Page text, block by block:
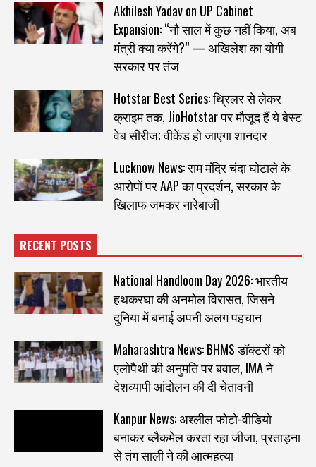
Akhilesh Yadav on UP Cabinet
Expansion: “नौ साल में कुछ नहीं किया, अब
मंत्री क्या करेंगे?” — अखिलेश का योगी
सरकार पर तंज
Hotstar Best Series: थ्रिलर से लेकर
क्राइम तक, JioHotstar पर मौजूद हैं ये बेस्ट
वेब सीरीज; वीकेंड हो जाएगा शानदार
Lucknow News: राम मंदिर चंदा घोटाले के
आरोपों पर AAP का प्रदर्शन, सरकार के
खिलाफ जमकर नारेबाजी
RECENT POSTS
National Handloom Day 2026: भारतीय
हथकरघा की अनमोल विरासत, जिसने
दुनिया में बनाई अपनी अलग पहचान
Maharashtra News: BHMS डॉक्टरों को
एलोपैथी की अनुमति पर बवाल, IMA ने
देशव्यापी आंदोलन की दी चेतावनी
Kanpur News: अश्लील फोटो-वीडियो
बनाकर ब्लैकमेल करता रहा जीजा, प्रताड़ना
से तंग साली ने की आत्महत्या